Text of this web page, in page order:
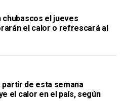
chubascos el jueves
el calor o refrescará al
partir de esta semana
el calor en el país, según